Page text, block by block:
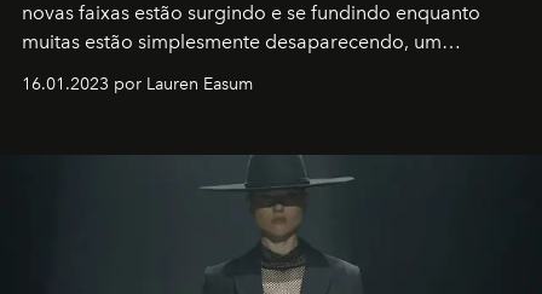
novas faixas estão surgindo e se fundindo enquanto
muitas estão simplesmente desaparecendo, um
transportador AMTD abrindo caminho para muitos
por propósitos, com um claro senso de missão na vida e
16.01.2023 por Lauren Easum